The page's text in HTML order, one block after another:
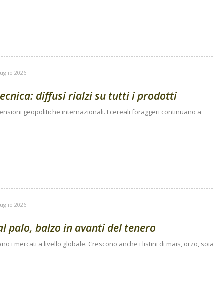
2026
diffusi rialzi su tutti i prodotti
geopolitiche internazionali. I cereali foraggeri continuano a
2026
palo, balzo in avanti del tenero
i mercati a livello globale. Crescono anche i listini di mais, orzo, soia